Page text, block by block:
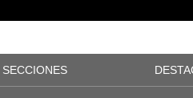
SECCIONES